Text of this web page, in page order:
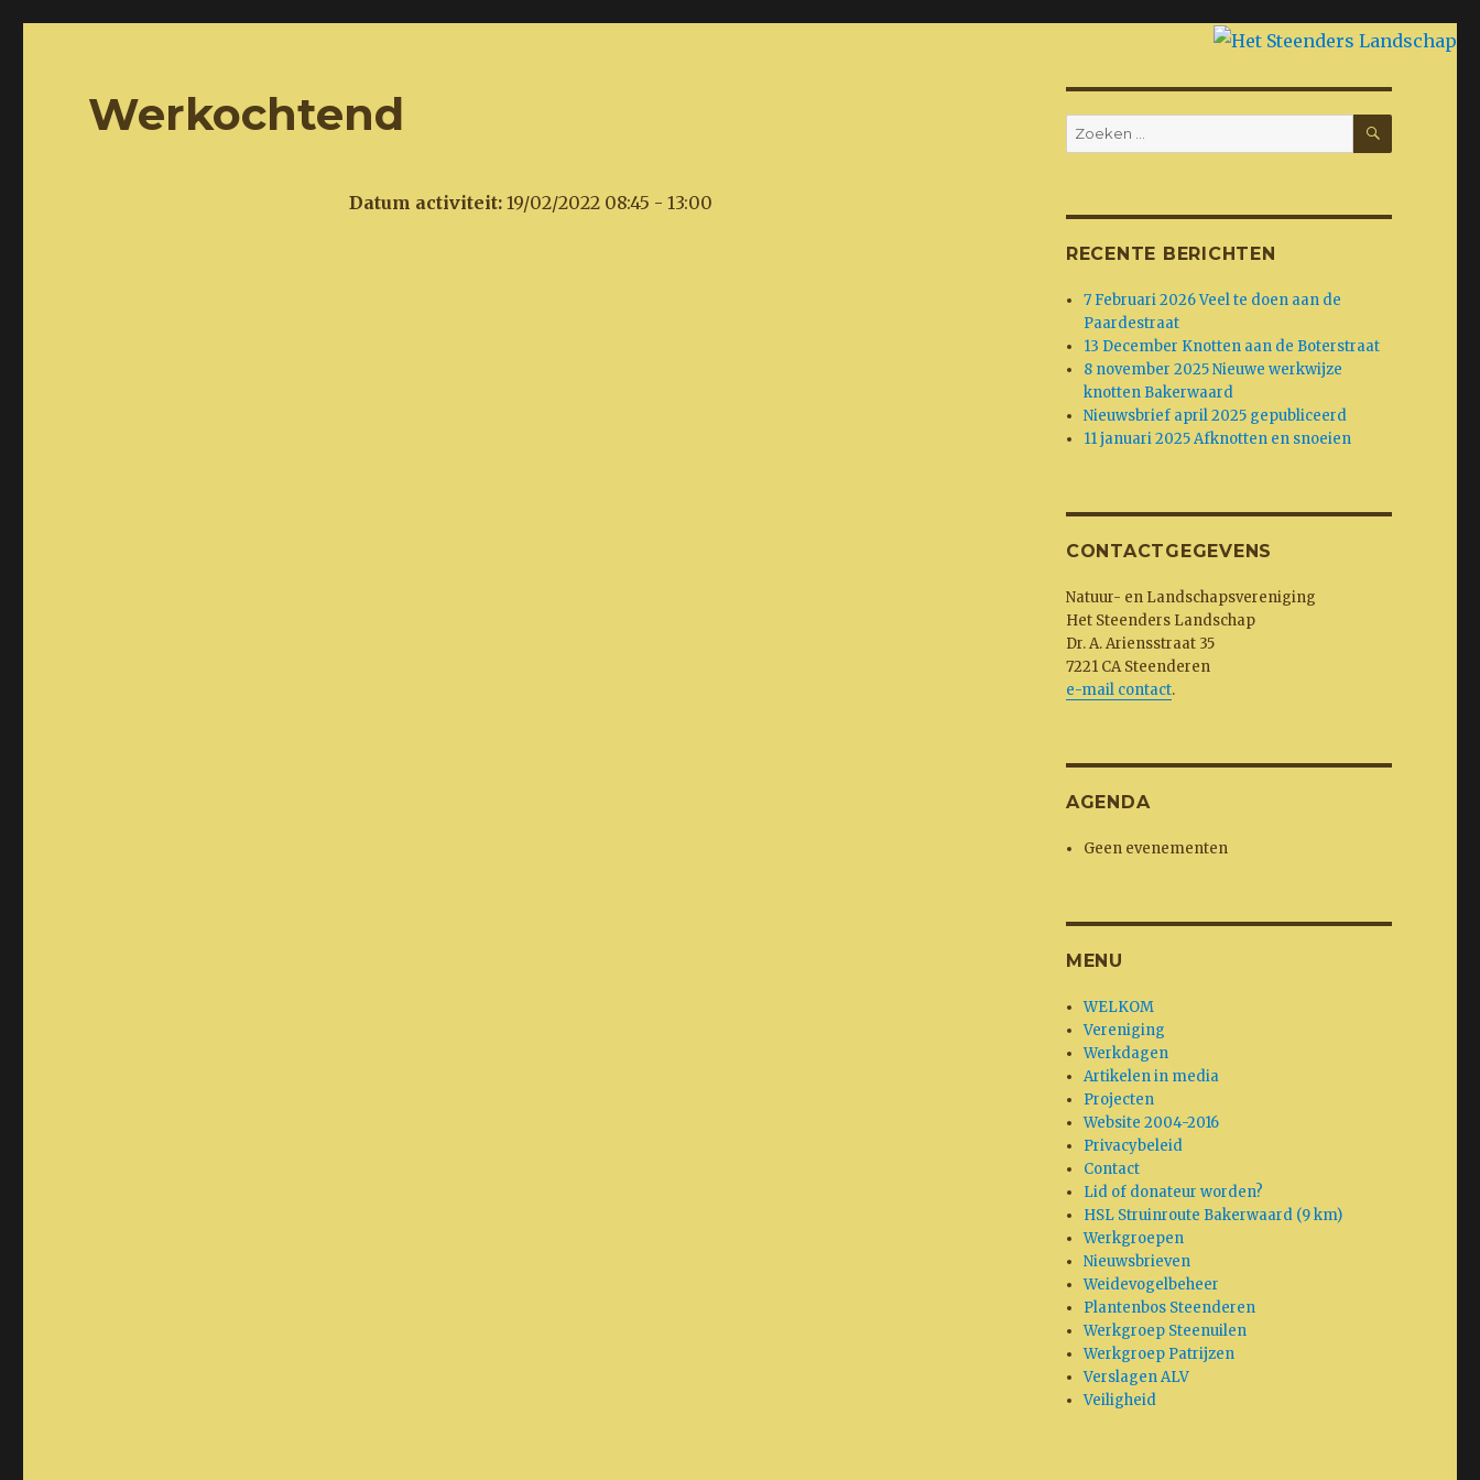
Werkochtend
Datum activiteit:19/02/2022 08:45 - 13:00
Zoeken
naar:
ZOEKEN
RECENTE BERICHTEN
7 Februari 2026 Veel te doen aan de
Paardestraat
13 December Knotten aan de Boterstraat
8 november 2025 Nieuwe werkwijze
knotten Bakerwaard
Nieuwsbrief april 2025 gepubliceerd
11 januari 2025 Afknotten en snoeien
CONTACTGEGEVENS
Natuur- en Landschapsvereniging
Het Steenders Landschap
Dr. A. Ariensstraat 35
7221 CA Steenderen
e-mail contact.
AGENDA
Geen evenementen
MENU
WELKOM
Vereniging
Werkdagen
Artikelen in media
Projecten
Website 2004-2016
Privacybeleid
Contact
Lid of donateur worden?
HSL Struinroute Bakerwaard (9 km)
Werkgroepen
Nieuwsbrieven
Weidevogelbeheer
Plantenbos Steenderen
Werkgroep Steenuilen
Werkgroep Patrijzen
Verslagen ALV
Veiligheid